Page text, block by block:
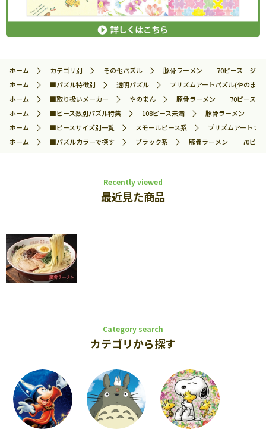
ホーム カテゴリ別 その他パズル
豚骨ラーメン 70ピース ジグ
ホーム
■パズル特徴別 透明パズル
プリズムアートパズル(やのまん)
ホーム
■取り扱いメーカー やのまん
豚骨ラーメン 70ピース ジ
ホーム
■ピース数別パズル特集 108ピース未満
豚骨ラーメン 70
ホーム
■ピースサイズ別一覧 スモールピース系
プリズムアートプ
ホーム
■パズルカラーで探す ブラック系 豚骨ラーメン 70ピー
Recently viewed
最近見た商品
Category search
カテゴリから探す